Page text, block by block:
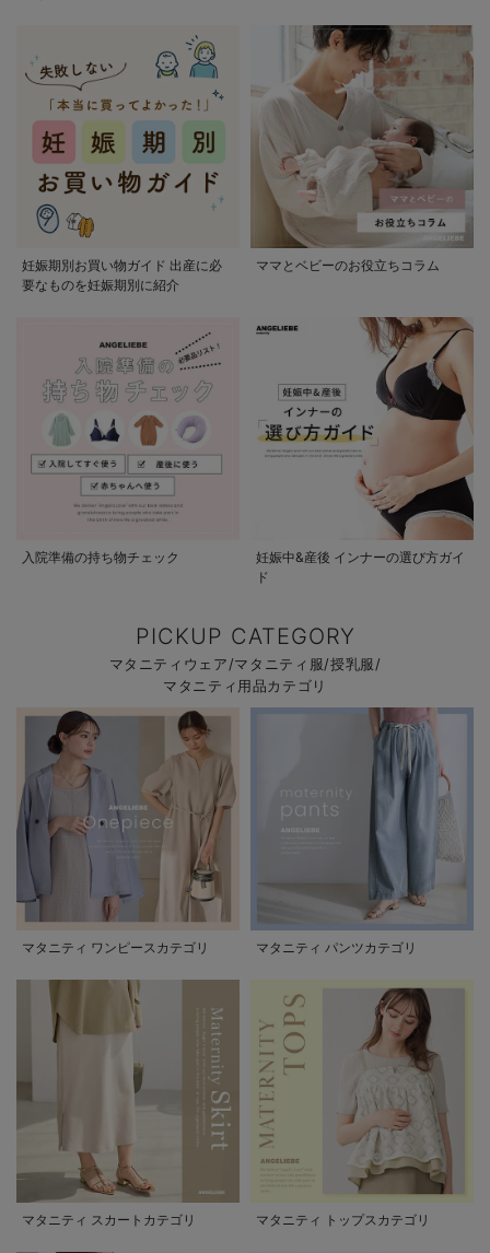
妊娠期別お買い物ガイド 出産に必
要なものを妊娠期別に紹介
ママとベビーのお役立ちコラム
入院準備の持ち物チェック
妊娠中&産後 インナーの選び方ガイ
ド
PICKUP CATEGORY
マタニティウェア/マタニティ服/授乳服/
マタニティ用品カテゴリ
マタニティ ワンピースカテゴリ マタニティ パンツカテゴリ
マタニティ スカートカテゴリ マタニティ トップスカテゴリ